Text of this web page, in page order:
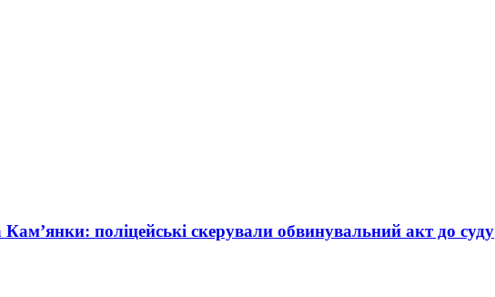
поліцейські скерували обвинувальний акт до суду